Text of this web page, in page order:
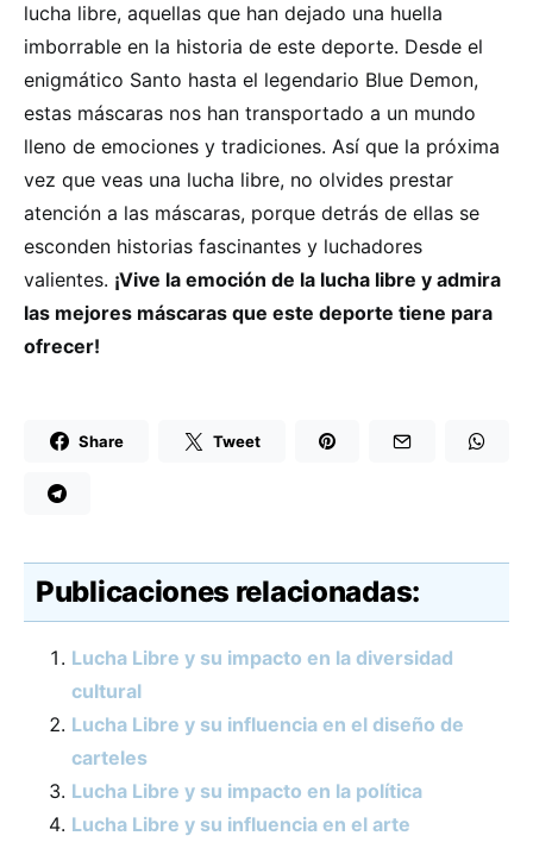
lucha libre, aquellas que han dejado una huella
imborrable en la historia de este deporte. Desde el
enigmático Santo hasta el legendario Blue Demon,
estas máscaras nos han transportado a un mundo
lleno de emociones y tradiciones. Así que la próxima
vez que veas una lucha libre, no olvides prestar
atención a las máscaras, porque detrás de ellas se
esconden historias fascinantes y luchadores
valientes. ¡Vive la emoción de la lucha libre y admira
las mejores máscaras que este deporte tiene para
ofrecer!
Share Tweet
Publicaciones relacionadas:
Lucha Libre y su impacto en la diversidad
cultural
Lucha Libre y su influencia en el diseño de
carteles
Lucha Libre y su impacto en la política
Lucha Libre y su influencia en el arte